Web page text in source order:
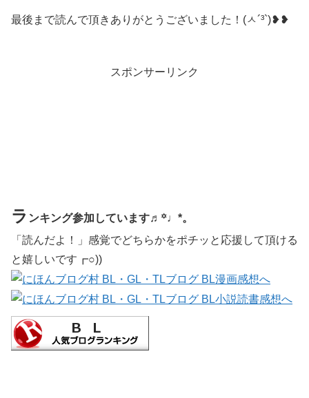
最後まで読んで頂きありがとうございました！(ㅅ´³`)❥❥
スポンサーリンク
ラ ンキング参加しています♬꙳♩*。
「読んだよ！」感覚でどちらかをポチッと応援して頂ける
と嬉しいです┏○))